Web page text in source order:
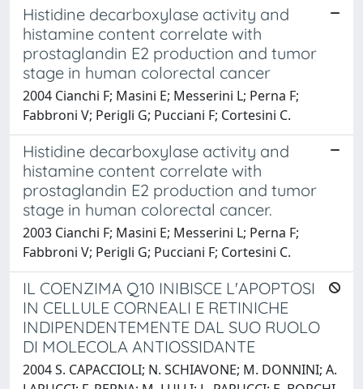
Histidine decarboxylase activity and
histamine content correlate with
prostaglandin E2 production and tumor
stage in human colorectal cancer
2004 Cianchi F; Masini E; Messerini L; Perna F;
Fabbroni V; Perigli G; Pucciani F; Cortesini C.
Histidine decarboxylase activity and
histamine content correlate with
prostaglandin E2 production and tumor
stage in human colorectal cancer.
2003 Cianchi F; Masini E; Messerini L; Perna F;
Fabbroni V; Perigli G; Pucciani F; Cortesini C.
IL COENZIMA Q10 INIBISCE L'APOPTOSI
IN CELLULE CORNEALI E RETINICHE
INDIPENDENTEMENTE DAL SUO RUOLO
DI MOLECOLA ANTIOSSIDANTE
2004 S. CAPACCIOLI; N. SCHIAVONE; M. DONNINI; A.